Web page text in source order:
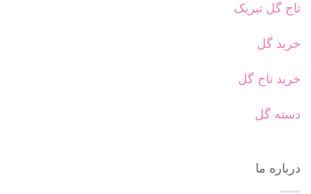
تاج گل تبریک
خرید گل
خرید تاج گل
دسته گل
درباره ما